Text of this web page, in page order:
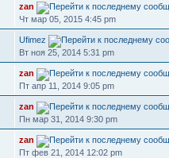
zan
Чт мар 05, 2015 4:45 pm
Ufimez
Вт ноя 25, 2014 5:31 pm
zan
Пт апр 11, 2014 9:05 pm
zan
Пн мар 31, 2014 9:30 pm
zan
Пт фев 21, 2014 12:02 pm